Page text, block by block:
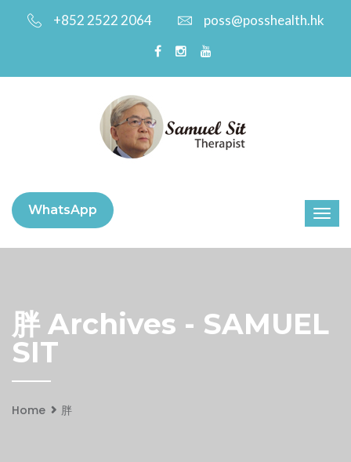
+852 2522 2064 poss@posshealth.hk
WhatsApp
胖 Archives - SAMUEL
SIT
Home 胖